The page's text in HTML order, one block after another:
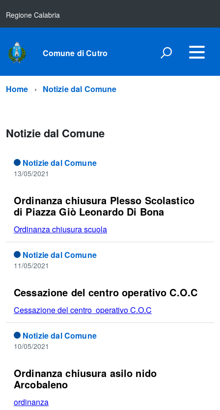
Regione Calabria
Comune di Cutro
Home Notizie dal Comune
Notizie dal Comune
Notizie dal Comune
13/05/2021
Ordinanza chiusura Plesso Scolastico
di Piazza Giò Leonardo Di Bona
Ordinanza chiusura scuola
Notizie dal Comune
11/05/2021
Cessazione del centro operativo C.O.C
Cessazione del centro operativo C.O.C
Notizie dal Comune
10/05/2021
Ordinanza chiusura asilo nido
Arcobaleno
ordinanza